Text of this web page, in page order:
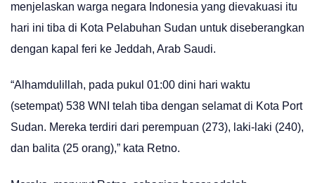
menjelaskan warga negara Indonesia yang dievakuasi itu
hari ini tiba di Kota Pelabuhan Sudan untuk diseberangkan
dengan kapal feri ke Jeddah, Arab Saudi.
“Alhamdulillah, pada pukul 01:00 dini hari waktu
(setempat) 538 WNI telah tiba dengan selamat di Kota Port
Sudan. Mereka terdiri dari perempuan (273), laki-laki (240),
dan balita (25 orang),” kata Retno.